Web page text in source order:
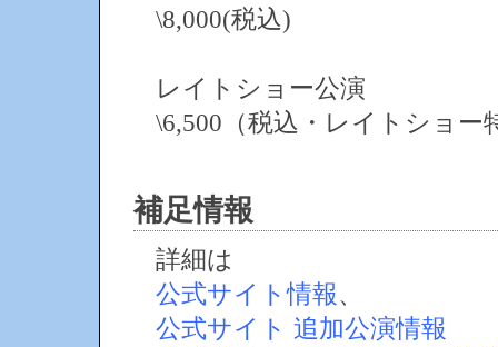
\8,000(税込)
レイトショー公演
\6,500（税込・レイトショー
補足情報
詳細は
公式サイト情報、
公式サイト 追加公演情報